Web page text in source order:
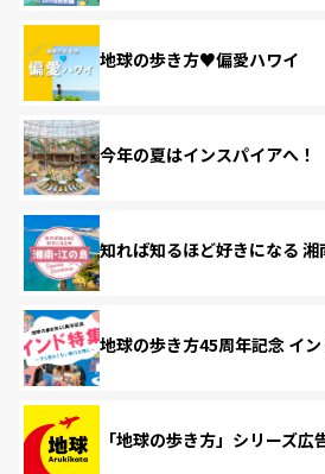
地球の歩き方♥偏愛ハワイ
今年の夏はインスパイアへ！
知れば知るほど好きになる 湘
地球の歩き方45周年記念 イ
「地球の歩き方」シリーズ広